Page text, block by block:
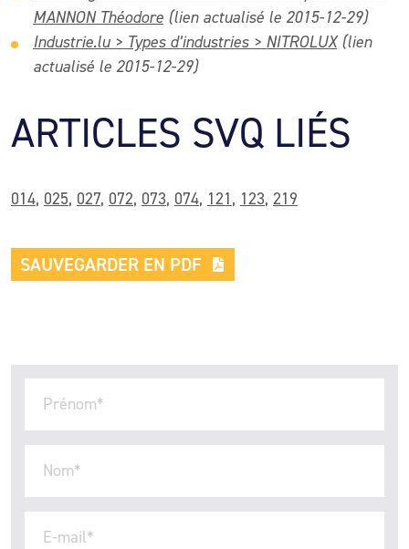
MANNON Théodore (lien actualisé le 2015-12-29)
Industrie.lu > Types d’industries > NITROLUX(lien
actualisé le 2015-12-29)
ARTICLES SVQ LIÉS
014, 025, 027, 072, 073, 074, 121, 123, 219
SAUVEGARDER EN PDF
Prénom*
E-mail*
Nom*